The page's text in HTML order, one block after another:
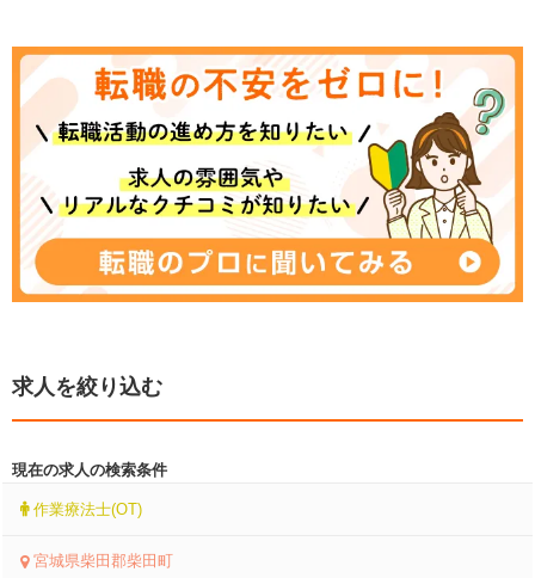
求人を絞り込む
現在の求人の検索条件
作業療法士(OT)
宮城県柴田郡柴田町